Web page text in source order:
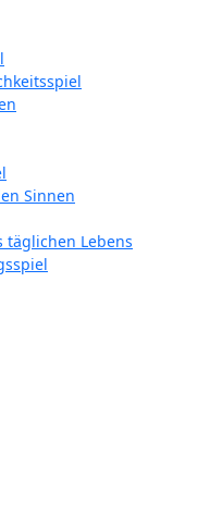
Sinnen
täglichen Lebens